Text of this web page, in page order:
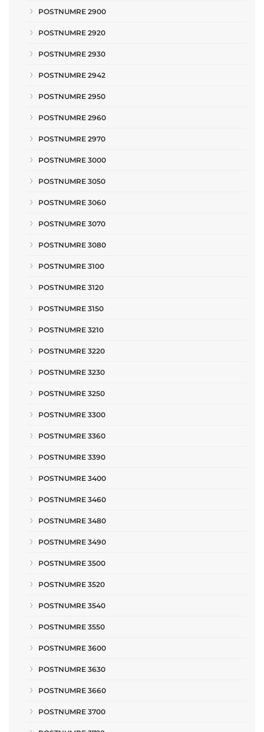
POSTNUMRE 2900
POSTNUMRE 2920
POSTNUMRE 2930
POSTNUMRE 2942
POSTNUMRE 2950
POSTNUMRE 2960
POSTNUMRE 2970
POSTNUMRE 3000
POSTNUMRE 3050
POSTNUMRE 3060
POSTNUMRE 3070
POSTNUMRE 3080
POSTNUMRE 3100
POSTNUMRE 3120
POSTNUMRE 3150
POSTNUMRE 3210
POSTNUMRE 3220
POSTNUMRE 3230
POSTNUMRE 3250
POSTNUMRE 3300
POSTNUMRE 3360
POSTNUMRE 3390
POSTNUMRE 3400
POSTNUMRE 3460
POSTNUMRE 3480
POSTNUMRE 3490
POSTNUMRE 3500
POSTNUMRE 3520
POSTNUMRE 3540
POSTNUMRE 3550
POSTNUMRE 3600
POSTNUMRE 3630
POSTNUMRE 3660
POSTNUMRE 3700